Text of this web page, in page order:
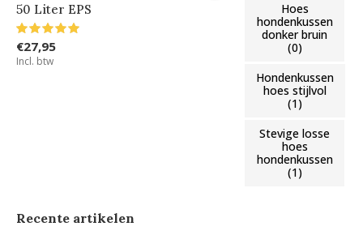
50 Liter EPS
€27,95
Incl. btw
Hoes
hondenkussen
donker bruin
(0)
Hondenkussen
hoes stijlvol
(1)
Stevige losse
hoes
hondenkussen
(1)
Recente artikelen